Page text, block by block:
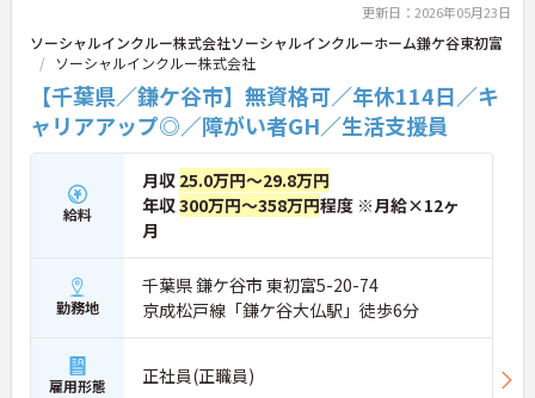
います。複数施設を経験することで培われるマネジ
メント視点は、将来的なエリアマネージャーへのキ
ャリアアップにも直結しており、最新の環境で専門
性を発揮したいプロフェッショナルの方にお勧めで
す。
★おすすめPOINT★
・広域支援員として複数のホームを巡るため、各ホ
ームのパートスタッフの教育やサポートにも携わる
ことができ、現場の介助業務にとどまらず、施設運
営や人材育成の視点を養うことで、将来のエリアマ
ネージャー候補としてのステップアップに直結しま
す。
・定年70歳、再雇用75歳までという業界屈指の制度
があり、20代から60代まで幅広い年代が活躍してい
ます。年間休日も114日確保されているため、無理
なく長期的なキャリアを築いていただけます。
・全施設がバリアフリー設計かつ最新設備を備えて
更新日：2026年05月23日
ソーシャルインクルー株式会社ソーシャルインクルーホーム鎌ケ谷東初富
ソーシャルインクルー株式会社
【千葉県／鎌ケ谷市】無資格可／年休114日／キ
ャリアアップ◎／障がい者GH／生活支援員
給料
月収 25.0万円～29.8万円
年収300万円～358万円程度 ※月給×12ヶ
月
勤務地
千葉県 鎌ケ谷市 東初富5-20-74
京成松戸線「鎌ケ谷大仏駅」徒歩6分
雇用形態 正社員(正職員)